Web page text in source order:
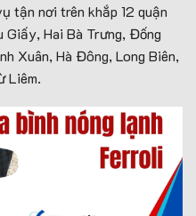
tận nơi trên khắp 12 quận
Giấy, Hai Bà Trưng, Đống
Xuân, Hà Đông, Long Biên,
Liêm.